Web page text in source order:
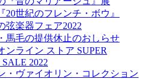
20世紀のフレンチ・ボウ』
弦楽器フェア2022
馬毛の提供休止のおしらせ
ンライン ストア SUPER
2022
・ヴァイオリン・コレクション